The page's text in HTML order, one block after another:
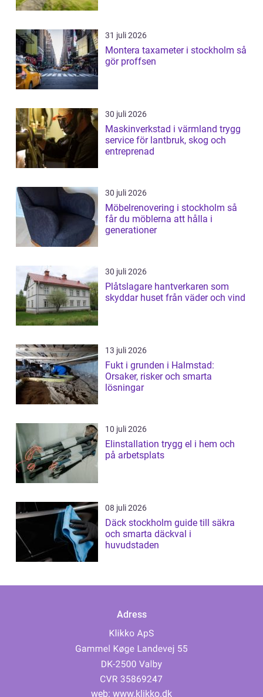
31 juli 2026
Montera taxameter i stockholm så
gör proffsen
30 juli 2026
Maskinverkstad i värmland trygg
service för lantbruk, skog och
entreprenad
30 juli 2026
Möbelrenovering i stockholm så
får du möblerna att hålla i
generationer
30 juli 2026
Plåtslagare hantverkaren som
skyddar huset från väder och vind
13 juli 2026
Fukt i grunden i Halmstad:
Orsaker, risker och smarta
lösningar
10 juli 2026
Elinstallation trygg el i hem och
på arbetsplats
08 juli 2026
Däck stockholm guide till säkra
och smarta däckval i
huvudstaden
Adress
web: www.klikko.dk